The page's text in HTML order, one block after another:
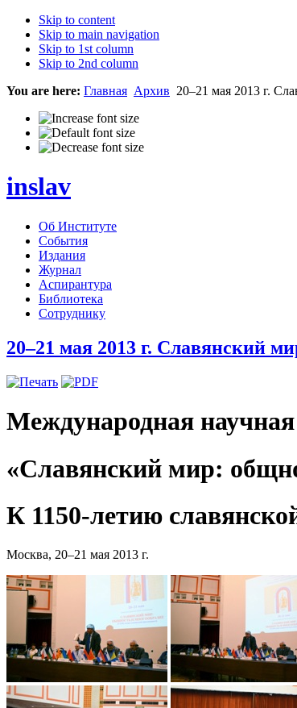
Skip to content
Skip to main navigation
Skip to 1st column
Skip to 2nd column
You are here: Главная Архив 20–21 мая 2013 г.
inslav
Об Институте
События
Издания
Журнал
Аспирантура
Библиотека
Сотруднику
20–21 мая 2013 г. Славянский
Международная
«Славянский мир:
К 1150-летию
Москва, 20–21 мая 2013 г.